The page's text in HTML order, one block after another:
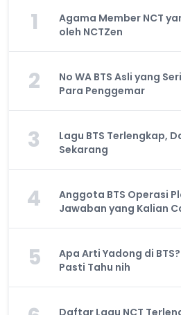
1
Agama Member NCT
oleh NCTZen
2
No WA BTS Asli yang
Para Penggemar
3
Lagu BTS Terlengkap,
Sekarang
4
Anggota BTS Operasi
Jawaban yang Kalian
5
Apa Arti Yadong di
Pasti Tahu nih
Daftar Lagu NCT